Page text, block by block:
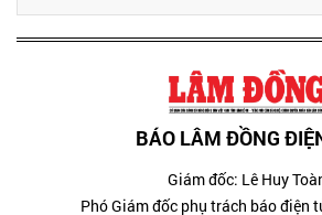
BÁO LÂM ĐỒNG
Giám đốc: Lê Huy
Phó Giám đốc phụ trách báo điện